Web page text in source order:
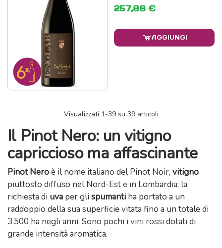
257,88 €
AGGIUNGI
Visualizzati 1-39 su 39 articoli
Il Pinot Nero: un vitigno
capriccioso ma affascinante
Pinot Neroè il nome italiano del Pinot Noir, vitigno
piuttosto diffuso nel Nord-Est e in Lombardia; la
richiesta di uva per gli spumanti ha portato a un
raddoppio della sua superficie vitata fino a un totale di
3.500 ha negli anni. Sono pochi i vini rossi dotati di
grande intensità aromatica.